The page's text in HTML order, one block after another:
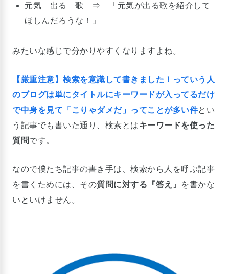
元気 出る 歌 ⇒ 「元気が出る歌を紹介して
ほしんだろうな！」
みたいな感じで分かりやすくなりますよね。
【厳重注意】検索を意識して書きました！っていう人
のブログは単にタイトルにキーワードが入ってるだけ
で中身を見て「こりゃダメだ」ってことが多い件とい
う記事でも書いた通り、検索とはキーワードを使った
質問です。
なので僕たち記事の書き手は、検索から人を呼ぶ記事
を書くためには、その質問に対する『答え』
を書かな
いといけません。